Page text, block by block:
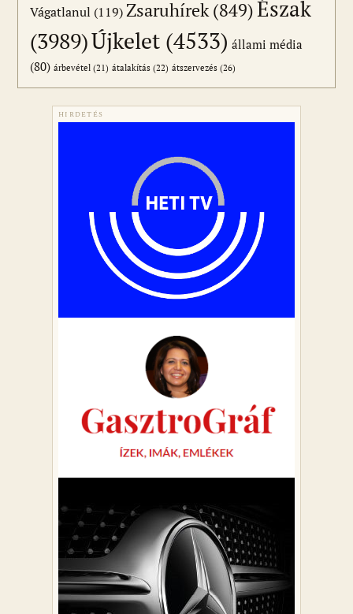
Vágatlanul (119)Zsaruhírek(849)Észak
(3989)Újkelet (4533) állami média
(80) árbevétel (21) átalakítás (22) átszervezés (26)
HIRDETÉS